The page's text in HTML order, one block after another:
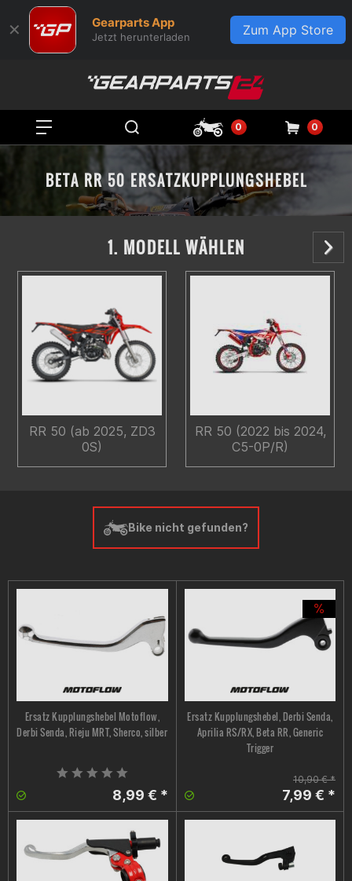
✕ Gearparts App
Jetzt herunterladen Zum App Store
0 0
BETA RR 50 ERSATZKUPPLUNGSHEBEL
1. MODELL WÄHLEN
RR 50 (ab 2025, ZD3
0S)
RR 50 (2022 bis 2024,
C5-0P/R)
Bike nicht gefunden?
Ersatz Kupplungshebel Motoflow,
Derbi Senda, Rieju MRT, Sherco, silber
8,99 € *
Ersatz Kupplungshebel, Derbi Senda,
Aprilia RS/RX, Beta RR, Generic
Trigger
10,90 € *
7,99 € *